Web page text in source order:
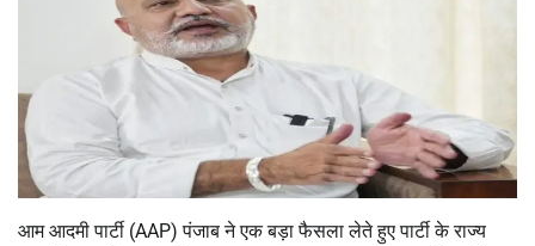
आम आदमी पार्टी (AAP) पंजाब ने एक बड़ा फैसला लेते हुए पार्टी के राज्य